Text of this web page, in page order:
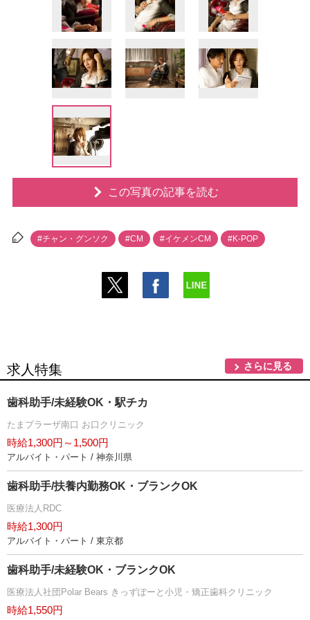
この写真の記事を読む
#チャン・グンソク #CM #イケメンCM #K-POP
求人特集 さらに見る
歯科助手/未経験OK・駅チカ
たまプラーザ南口 お口クリニック
時給1,300円～1,500円
アルバイト・パート / 神奈川県
歯科助手/扶養内勤務OK・ブランクOK
医療法人RDC
時給1,300円
アルバイト・パート / 東京都
歯科助手/未経験OK・ブランクOK
医療法人社団Polar Bears きっずぽーと小児・矯正歯科クリニック
時給1,550円